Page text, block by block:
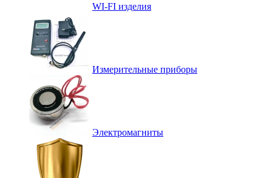
WI-FI изделия
Измерительные приборы
Электромагниты